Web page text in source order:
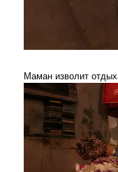
Маман изволит